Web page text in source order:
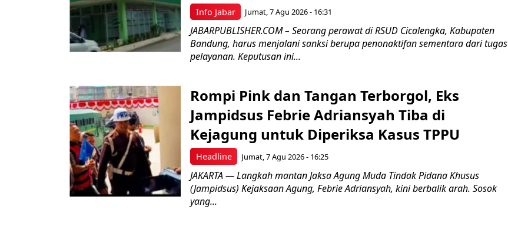
Info Jabar Jumat, 7 Agu 2026 - 16:31
JABARPUBLISHER.COM – Seorang perawat di RSUD Cicalengka, Kabupaten
Bandung, harus menjalani sanksi berupa penonaktifan sementara dari tugas
pelayanan. Keputusan ini...
Headline
Rompi Pink dan Tangan Terborgol, Eks
Jampidsus Febrie Adriansyah Tiba di
Kejagung untuk Diperiksa Kasus TPPU
Jumat, 7 Agu 2026 - 16:25
JAKARTA — Langkah mantan Jaksa Agung Muda Tindak Pidana Khusus
(Jampidsus) Kejaksaan Agung, Febrie Adriansyah, kini berbalik arah. Sosok
yang...